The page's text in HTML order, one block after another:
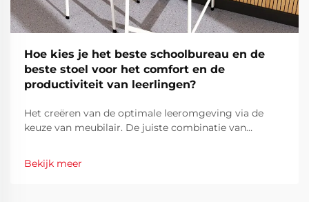
Hoe kies je het beste schoolbureau en de
beste stoel voor het comfort en de
productiviteit van leerlingen?
Het creëren van de optimale leeromgeving via de
keuze van meubilair. De juiste combinatie van
leeromgeving van een student. Wanneer studenten
uren per dag aan hun bureau doorbrengen, is het
Bekijk meer